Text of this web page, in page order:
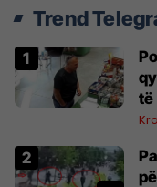
Trend
të